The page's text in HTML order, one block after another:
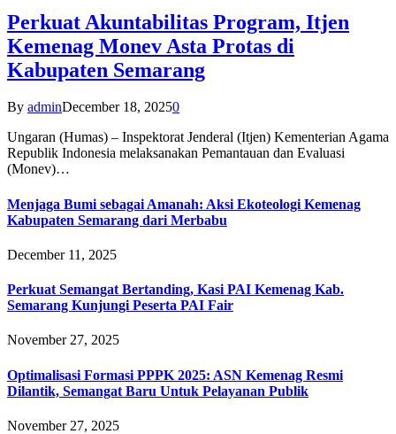
Perkuat Akuntabilitas Program, Itjen
Kemenag Monev Asta Protas di
Kabupaten Semarang
By adminDecember 18, 20250
Ungaran (Humas) – Inspektorat Jenderal (Itjen) Kementerian Agama
Republik Indonesia melaksanakan Pemantauan dan Evaluasi
(Monev)…
Menjaga Bumi sebagai Amanah: Aksi Ekoteologi Kemenag
Kabupaten Semarang dari Merbabu
December 11, 2025
Perkuat Semangat Bertanding, Kasi PAI Kemenag Kab.
Semarang Kunjungi Peserta PAI Fair
November 27, 2025
Optimalisasi Formasi PPPK 2025: ASN Kemenag Resmi
Dilantik, Semangat Baru Untuk Pelayanan Publik
November 27, 2025